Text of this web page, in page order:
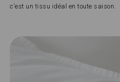
c'est un tissu idéal en toute saison.